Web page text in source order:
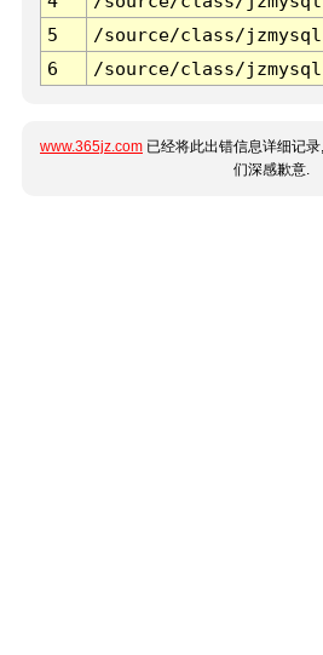
5
/source/class/
6
/source/class/
www.365jz.com 已经将此出错信息详细记
们深感歉意.